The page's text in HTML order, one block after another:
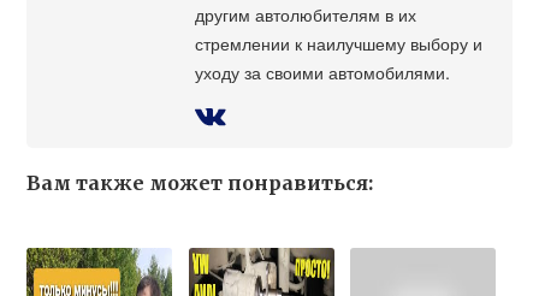
другим автолюбителям в их
стремлении к наилучшему выбору и
уходу за своими автомобилями.
Вам также может понравиться: